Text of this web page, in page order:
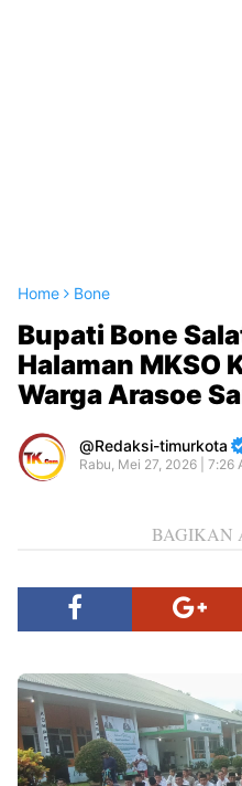
Home Bone
Bupati Bone
Halaman MKSO
Warga Arasoe
Redaksi-timurkota
Rabu, Mei 27, 2026 | 7:26
BAGIKAN